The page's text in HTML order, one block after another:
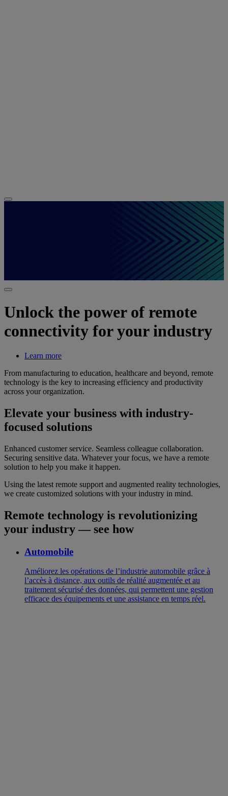
Unlock the power of remote
connectivity for your industry
Learn more
From manufacturing to education, healthcare and beyond, remote
technology is the key to increasing efficiency and productivity
across your organization.
Elevate your business with industry-
focused solutions
Enhanced customer service. Seamless colleague collaboration.
Securing sensitive data. Whatever your focus, we have a remote
solution to help you make it happen.
Using the latest remote support and augmented reality technologies,
we create customized solutions with your industry in mind.
Remote technology is revolutionizing
your industry — see how
Automobile
Améliorez les opérations de l’industrie automobile grâce à
l’accès à distance, aux outils de réalité augmentée et au
traitement sécurisé des données, qui permettent une gestion
efficace des équipements et une assistance en temps réel.